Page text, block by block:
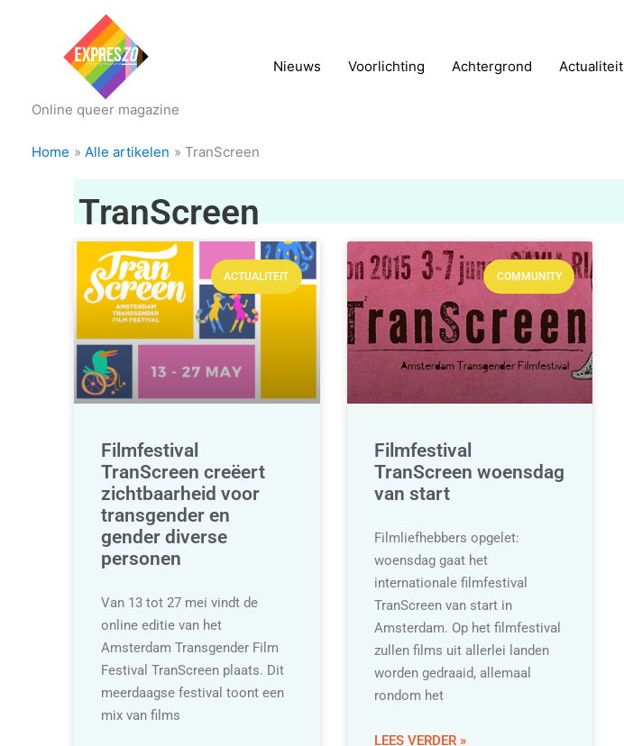
Online queer magazine
Nieuws Voorlichting Achtergrond Actualiteit
Home Alle artikelen TranScreen
TranScreen
ACTUALITEIT
Filmfestival
TranScreen creëert
zichtbaarheid voor
transgender en
gender diverse
personen
Van 13 tot 27 mei vindt de
online editie van het
Amsterdam Transgender Film
Festival TranScreen plaats. Dit
meerdaagse festival toont een
mix van films
COMMUNITY
Filmfestival
TranScreen woensdag
van start
Filmliefhebbers opgelet:
woensdag gaat het
internationale filmfestival
TranScreen van start in
Amsterdam. Op het filmfestival
zullen films uit allerlei landen
worden gedraaid, allemaal
rondom het
LEES VERDER »